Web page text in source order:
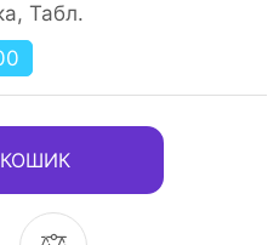
Табл.